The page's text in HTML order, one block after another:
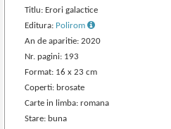
Titlu: Erori galactice
Editura: Polirom
An de aparitie: 2020
Nr. pagini: 193
Format: 16 x 23 cm
Coperti: brosate
Carte in limba: romana
Stare: buna